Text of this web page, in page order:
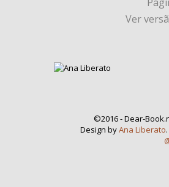
Ver
©2016 - Dear-
Design byAna Liberato